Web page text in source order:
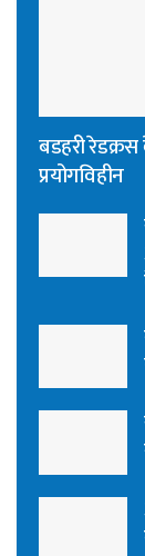
बडहरी
प्रयोगविहीन